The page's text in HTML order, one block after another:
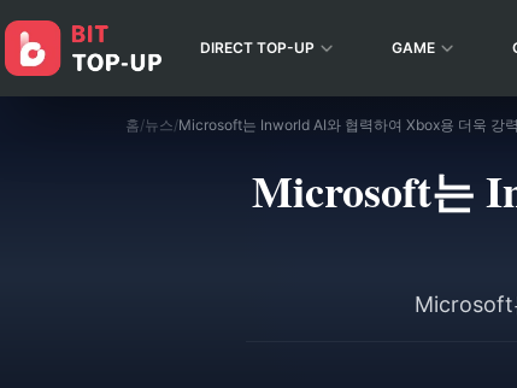
DIRECT TOP-UP GAME
홈/뉴스/
Microsoft는
Microsoft